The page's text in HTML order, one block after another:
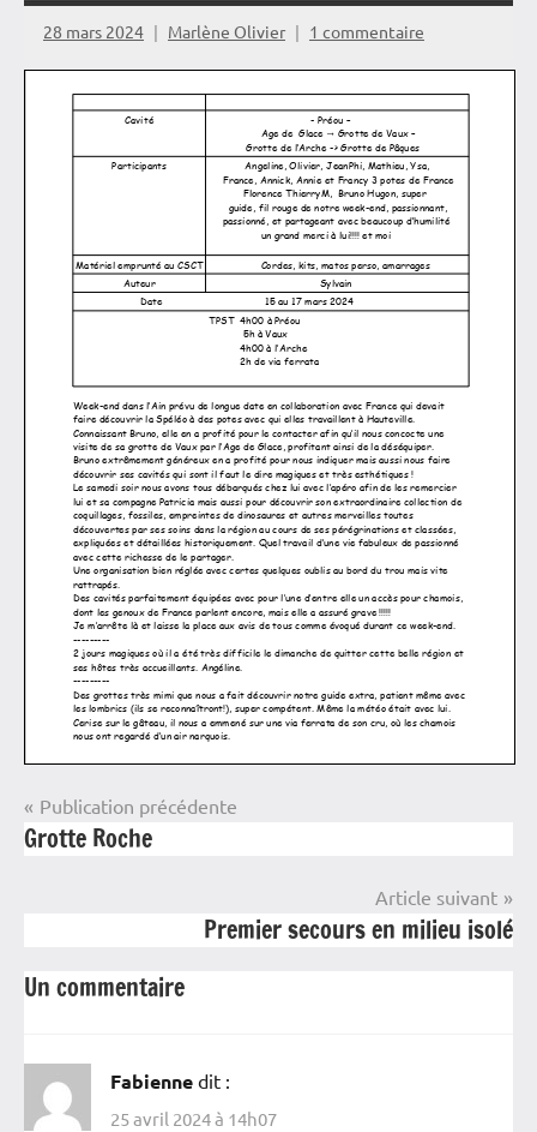
28 mars 2024 Marlène Olivier 1 commentaire
Comptes
rendu
Navigation
de
Publication précédente
Grotte Roche
Article suivant
Premier secours en milieu isolé
Un commentaire
Fabienne dit :
25 avril 2024 à 14h07